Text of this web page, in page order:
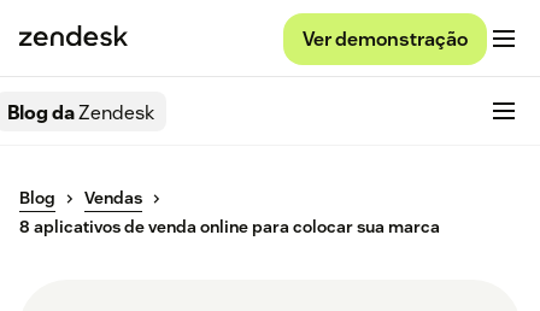
Ver demonstração
Blog daZendesk
Blog
Vendas
8 aplicativos de venda online para colocar sua marca